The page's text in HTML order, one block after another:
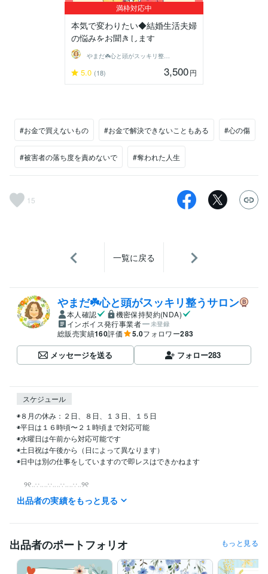
満枠対応中
本気で変わりたい◆結婚生活夫婦
の悩みをお聞きします
やまだ☘️心と頭がスッキリ整うサロン
5.0 (18) 3,500円
#お金で買えないもの #お金で解決できないこともある #心の傷
#被害者の落ち度を責めないで #奪われた人生
15
一覧に戻る
やまだ☘️心と頭がスッキリ整うサロン
本人確認
機密保持契約(NDA)
インボイス発行事業者
未登録
総販売実績160評価 5.0フォロワー283
メッセージを送る フォロー283
スケジュール
◉８月の休み：２日、８日、１３日、１５日
◉平日は１６時頃〜２１時頃まで対応可能
◉水曜日は午前から対応可能です
◉土日祝は午後から（日によって異なります）
◉日中は別の仕事をしていますので即レスはできかねます
୨୧‥∵‥‥∵‥‥∵‥‥∵‥୨୧
LINE感覚のチャットサービスをご希望の方は
※当日の最終受付は２０時半ぐらいまで
（金・土など休みの前日は２２時以降でも可）
出品者の実績をもっと見る
出品者のポートフォリオ もっと見る